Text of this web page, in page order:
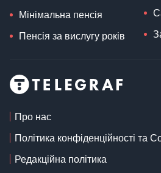
Мінімальна пенсія
Пенсія за вислугу років
Про нас
Політика конфіденційності та
Редакційна політика